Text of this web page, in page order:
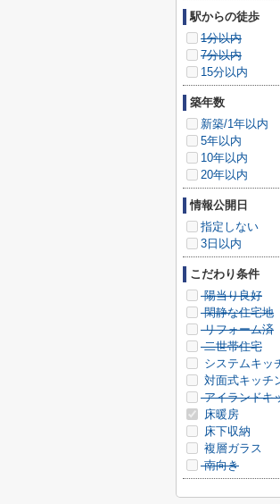
駅からの徒歩
1分以内
7分以内
15分以内
築年数
新築/1年以内
5年以内
10年以内
20年以内
情報公開日
指定しない
3日以内
こだわり条件
陽当り良好
閑静な住宅地
リフォーム済
二世帯住宅
システムキッ
対面式キッチ
アイランドキ
床暖房
床下収納
複層ガラス
南向き